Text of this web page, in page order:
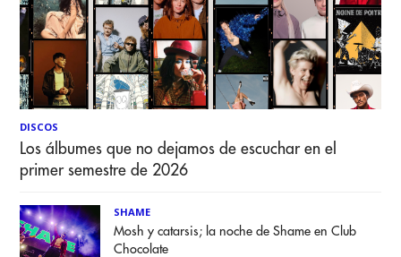
DISCOS
Los álbumes que no dejamos de escuchar en el
primer semestre de 2026
SHAME
Mosh y catarsis; la noche de Shame en Club
Chocolate